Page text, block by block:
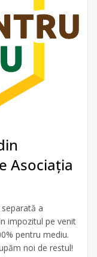
Asociația
a
impozitul pe venit
pentru mediu.
noi de restul!